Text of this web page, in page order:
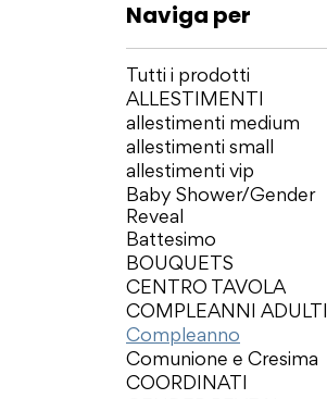
Naviga per
Tutti i prodotti
ALLESTIMENTI
allestimenti medium
allestimenti small
allestimenti vip
Baby Shower/Gender
Reveal
Battesimo
BOUQUETS
CENTRO TAVOLA
COMPLEANNI ADULTI
Compleanno
Comunione e Cresima
COORDINATI